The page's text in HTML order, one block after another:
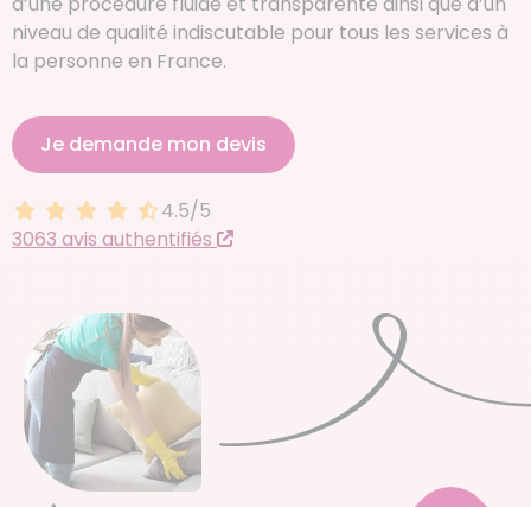
niveau de qualité indiscutable pour tous les services à
la personne en France.
Je demande mon devis
4.5 sur 5
4.5/5
3063 avis authentifiés